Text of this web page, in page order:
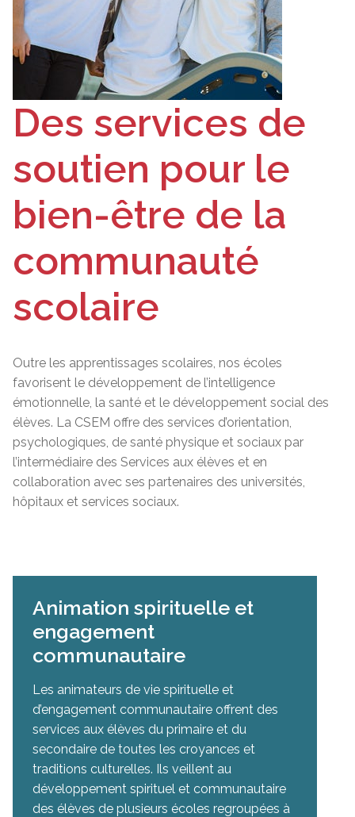
Des services de
soutien pour le
bien-être de la
communauté
scolaire
Outre les apprentissages scolaires, nos écoles
favorisent le développement de l’intelligence
émotionnelle, la santé et le développement social des
élèves. La CSEM offre des services d’orientation,
psychologiques, de santé physique et sociaux par
l’intermédiaire des Services aux élèves et en
collaboration avec ses partenaires des universités,
hôpitaux et services sociaux.
Animation spirituelle et
engagement
communautaire
Les animateurs de vie spirituelle et
d’engagement communautaire offrent des
services aux élèves du primaire et du
secondaire de toutes les croyances et
traditions culturelles. Ils veillent au
développement spirituel et communautaire
des élèves de plusieurs écoles regroupées à